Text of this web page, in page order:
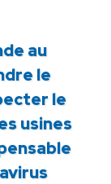
au
le
le
usines